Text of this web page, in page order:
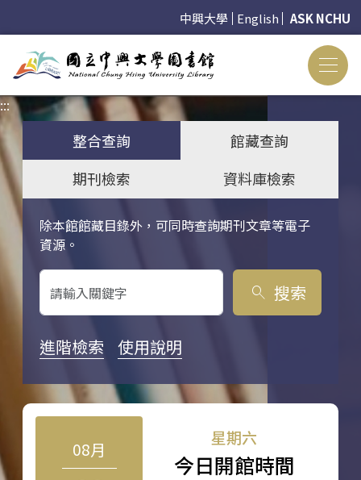
中興大學 English ASK NCHU
:::
整合查詢
館藏查詢
期刊檢索
資料庫檢索
除本館館藏目錄外，可同時查詢期刊文章等電子
資源。
關鍵字搜尋
search 搜索
進階檢索 使用說明
08月
星期六
今日開館時間